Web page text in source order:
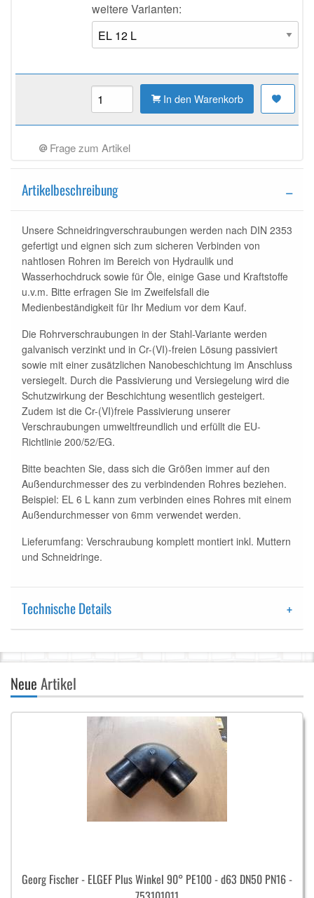
weitere Varianten:
In den Warenkorb
Frage zum Artikel
Artikelbeschreibung
Unsere Schneidringverschraubungen werden nach DIN 2353
gefertigt und eignen sich zum sicheren Verbinden von
nahtlosen Rohren im Bereich von Hydraulik und
Wasserhochdruck sowie für Öle, einige Gase und Kraftstoffe
u.v.m. Bitte erfragen Sie im Zweifelsfall die
Medienbeständigkeit für Ihr Medium vor dem Kauf.
Die Rohrverschraubungen in der Stahl-Variante werden
galvanisch verzinkt und in Cr-(VI)-freien Lösung passiviert
sowie mit einer zusätzlichen Nanobeschichtung im Anschluss
versiegelt. Durch die Passivierung und Versiegelung wird die
Schutzwirkung der Beschichtung wesentlich gesteigert.
Zudem ist die Cr-(VI)freie Passivierung unserer
Verschraubungen umweltfreundlich und erfüllt die EU-
Richtlinie 200/52/EG.
Bitte beachten Sie, dass sich die Größen immer auf den
Außendurchmesser des zu verbindenden Rohres beziehen.
Beispiel: EL 6 L kann zum verbinden eines Rohres mit einem
Außendurchmesser von 6mm verwendet werden.
Lieferumfang: Verschraubung komplett montiert inkl. Muttern
und Schneidringe.
Technische Details
NeueArtikel
Georg Fischer - ELGEF Plus Winkel 90° PE100 - d63 DN50 PN16 -